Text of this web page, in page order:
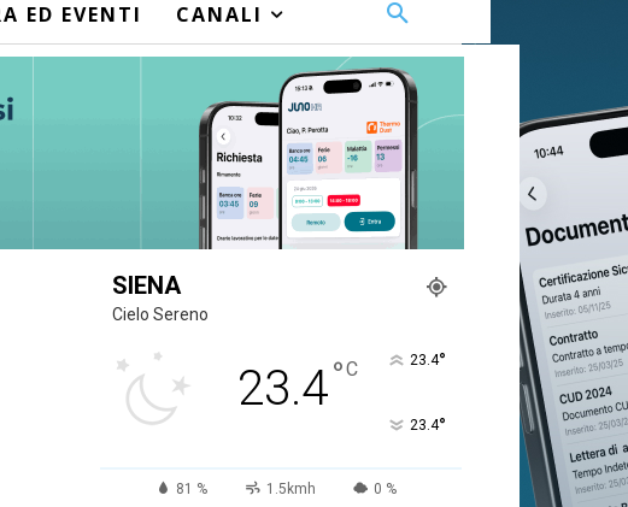
ED EVENTI CANALI
SIENA
Cielo Sereno
23.4°C 23.4°
23.4°
81 % 1.5kmh 0 %